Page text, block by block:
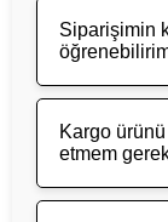
Siparişimin
Kargo
etmem